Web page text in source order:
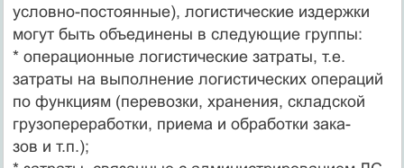
условно-постоянные), логистические издержки
могут быть объединены в следующие группы:
* операционные логистические затраты, т.е.
затраты на выполнение логистических операций
по функциям (перевозки, хранения, складской
грузопереработки, приема и обработки зака-
зов и т.п.);